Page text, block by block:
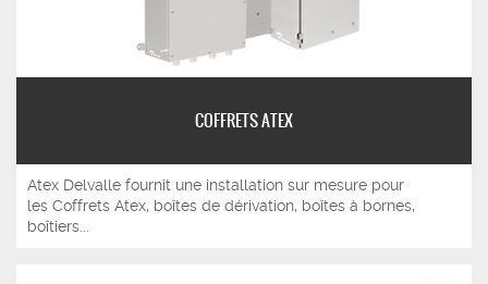
COFFRETS ATEX
Atex Delvalle fournit une installation sur mesure pour
les Coffrets Atex, boîtes de dérivation, boîtes à bornes,
boîtiers...